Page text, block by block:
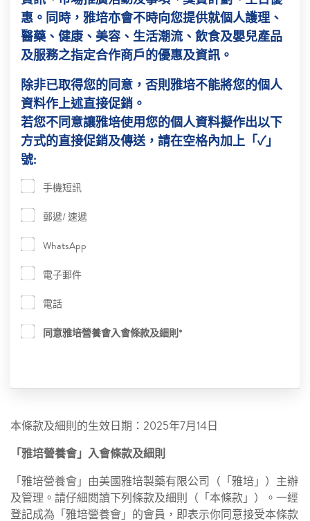
惠。同時，雅培亦會不時向您提供就個人護理、
醫藥、健康、美容、生活潮流、飲食及嬰兒產品
及服務之指定合作商戶的優惠及資訊。
除非已取得您的同意，否則雅培不能將您的個人
資料作上述直接促銷。
若您不同意讓雅培使用您的個人資料擬作出以下
方式的直接促銷及傳送，請在空格內加上「✓」
號:
手機短訊
郵遞/ 速遞
WhatsApp
電子郵件
電話
同意雅培營養會入會條款及細則*
本條款及細則的生效日期：2025年7月14日
「雅培營養會」入會條款及細則
「雅培營養會」由美國雅培製藥有限公司（「雅培」）主辦
及管理。請仔細閱讀下列條款及細則（「本條款」）。一經
登記成為「雅培營養會」的會員，即表示你同意接受本條款